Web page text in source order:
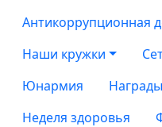
Антикоррупционная
Наши кружки
Юнармия
Неделя здоровья